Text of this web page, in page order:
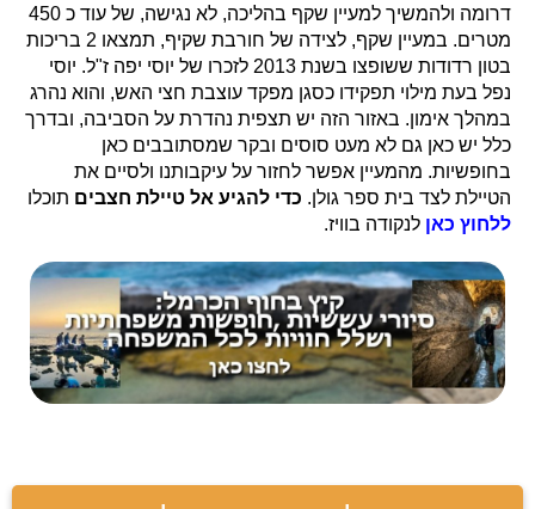
דרומה ולהמשיך למעיין שקף בהליכה, לא נגישה, של עוד כ 450
מטרים. במעיין שקף, לצידה של חורבת שקיף, תמצאו 2 בריכות
בטון רדודות ששופצו בשנת 2013 לזכרו של יוסי יפה ז"ל. יוסי
נפל בעת מילוי תפקידו כסגן מפקד עוצבת חצי האש, והוא נהרג
במהלך אימון. באזור הזה יש תצפית נהדרת על הסביבה, ובדרך
כלל יש כאן גם לא מעט סוסים ובקר שמסתובבים כאן
בחופשיות. מהמעיין אפשר לחזור על עיקבותנו ולסיים את
הטיילת לצד בית ספר גולן. כדי להגיע אל טיילת חצבים תוכלו
ללחוץ כאן לנקודה בוויז.